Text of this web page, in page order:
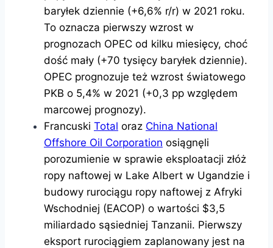
baryłek dziennie (+6,6% r/r) w 2021 roku.
To oznacza pierwszy wzrost w
prognozach OPEC od kilku miesięcy, choć
dość mały (+70 tysięcy baryłek dziennie).
OPEC prognozuje też wzrost światowego
PKB o 5,4% w 2021 (+0,3 pp względem
marcowej prognozy).
Francuski Total oraz China National
Offshore Oil Corporation osiągnęli
porozumienie w sprawie eksploatacji złóż
ropy naftowej w Lake Albert w Ugandzie i
budowy rurociągu ropy naftowej z Afryki
Wschodniej (EACOP) o wartości $3,5
miliardado sąsiedniej Tanzanii. Pierwszy
eksport rurociągiem zaplanowany jest na